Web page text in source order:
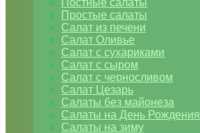
Постные салаты
Простые салаты
Салат из печени
Салат Оливье
Салат с сухариками
Салат с сыром
Салат с черносливом
Салат Цезарь
Салаты без майонеза
Салаты на День Рождения
Салаты на зиму